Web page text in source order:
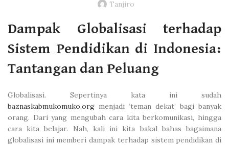
Tanjiro
Dampak Globalisasi terhadap
Sistem Pendidikan di Indonesia:
Tantangan dan Peluang
Globalisasi. Sepertinya kata ini sudah
baznaskabmukomuko.org menjadi ‘teman dekat’ bagi banyak
orang. Dari yang mengubah cara kita berkomunikasi, hingga
cara kita belajar. Nah, kali ini kita bakal bahas bagaimana
globalisasi ini memberi dampak terhadap sistem pendidikan di